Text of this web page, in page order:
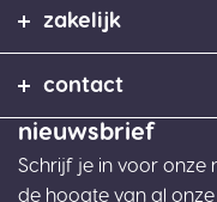
nieuwsbrief
Schrijf je in voor onze
de hoogte van al
zakelijk
contact